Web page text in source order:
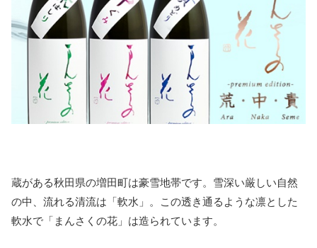
蔵がある秋田県の増田町は豪雪地帯です。雪深い厳しい自然
の中、流れる清流は「軟水」。この透き通るような凛とした
軟水で「まんさくの花」は造られています。